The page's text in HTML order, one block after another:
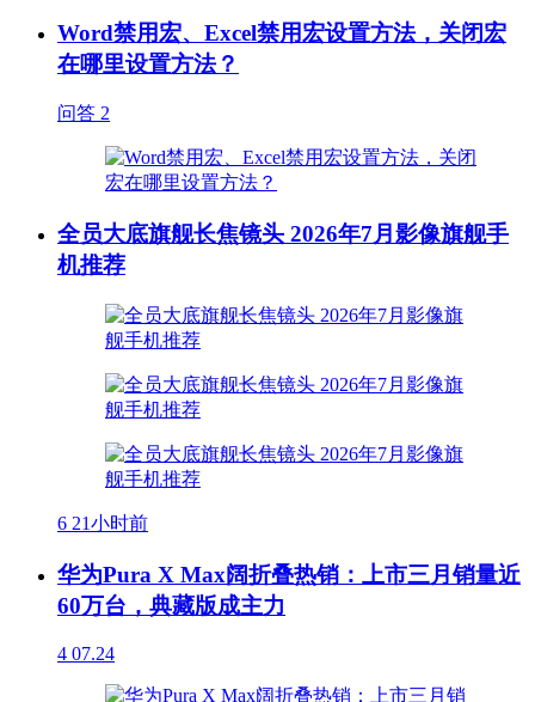
Word禁用宏、Excel禁用宏设置方法，关闭宏
在哪里设置方法？
问答 2
全员大底旗舰长焦镜头 2026年7月影像旗舰手
机推荐
6 21小时前
华为Pura X Max阔折叠热销：上市三月销量近
60万台，典藏版成主力
4 07.24